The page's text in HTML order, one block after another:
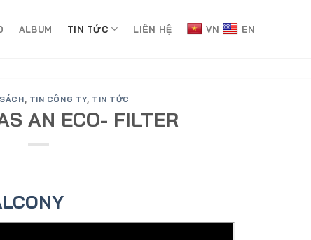
ALBUM TIN TỨC LIÊN HỆ VN EN
, TIN CÔNG TY, TIN TỨC
AN ECO- FILTER